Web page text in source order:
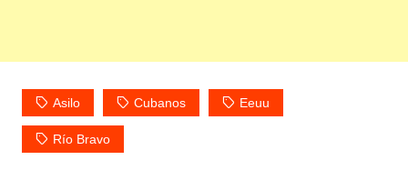
Asilo Cubanos Eeuu
Río Bravo